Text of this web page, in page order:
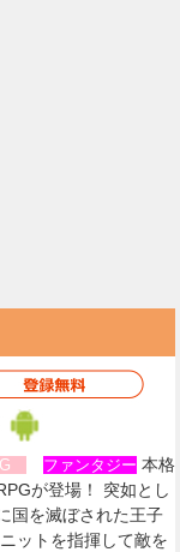
ファンタジー 本格
が登場！ 突如とし
国を滅ぼされた王子
ットを指揮して敵を